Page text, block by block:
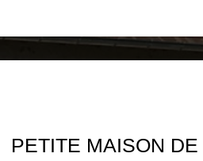
le 29/09/2026